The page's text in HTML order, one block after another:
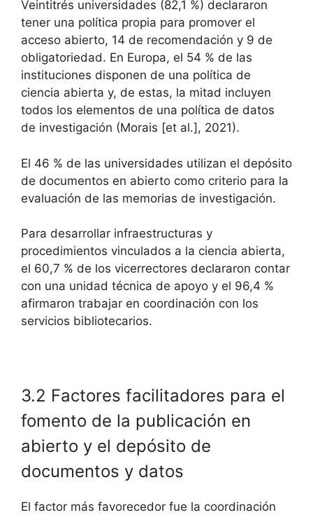
Veintitrés universidades (82,1 %) declararon
tener una política propia para promover el
acceso abierto, 14 de recomendación y 9 de
obligatoriedad. En Europa, el 54 % de las
instituciones disponen de una política de
ciencia abierta y, de estas, la mitad incluyen
todos los elementos de una política de datos
de investigación (Morais [et al.], 2021).
El 46 % de las universidades utilizan el depósito
de documentos en abierto como criterio para la
evaluación de las memorias de investigación.
Para desarrollar infraestructuras y
procedimientos vinculados a la ciencia abierta,
el 60,7 % de los vicerrectores declararon contar
con una unidad técnica de apoyo y el 96,4 %
afirmaron trabajar en coordinación con los
servicios bibliotecarios.
3.2 Factores facilitadores para el
fomento de la publicación en
abierto y el depósito de
documentos y datos
El factor más favorecedor fue la coordinación